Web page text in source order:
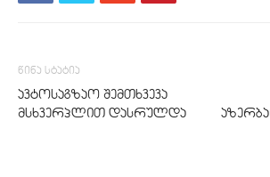
წინა სტატია
ავტოსაგზაო შემთხვევა
მსხვერპლით დასრულდა